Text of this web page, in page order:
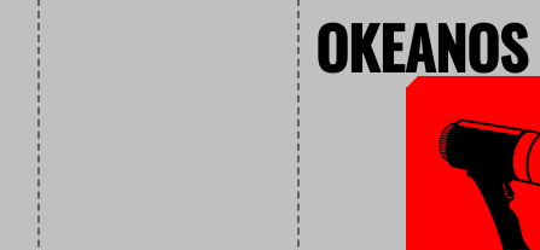
OKEANOS